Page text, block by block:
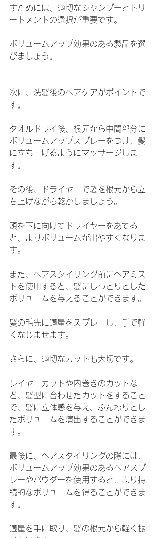
すためには、適切なシャンプーとトリ
ートメントの選択が重要です。
ボリュームアップ効果のある製品を選
びましょう。
次に、洗髪後のヘアケアがポイントで
す。
タオルドライ後、根元から中間部分に
ボリュームアップスプレーをつけ、髪
に立ち上げるようにマッサージしま
す。
その後、ドライヤーで髪を根元から立
ち上げながら乾かしましょう。
頭を下に向けてドライヤーをあてる
と、よりボリュームが出やすくなりま
す。
また、ヘアスタイリング前にヘアミス
トを使用すると、髪にしっとりとした
ボリュームを与えることができます。
髪の毛先に適量をスプレーし、手で軽
くなじませます。
さらに、適切なカットも大切です。
レイヤーカットや内巻きのカットな
ど、髪型に合わせたカットをすること
で、髪に立体感を与え、ふんわりとし
たボリュームを演出することができま
す。
最後に、ヘアスタイリングの際には、
ボリュームアップ効果のあるヘアスプ
レーやパウダーを使用すると、より持
続的なボリュームを得ることができま
す。
適量を手に取り、髪の根元から軽く振